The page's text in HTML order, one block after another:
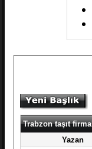
Trabzon taşıt
Yazan